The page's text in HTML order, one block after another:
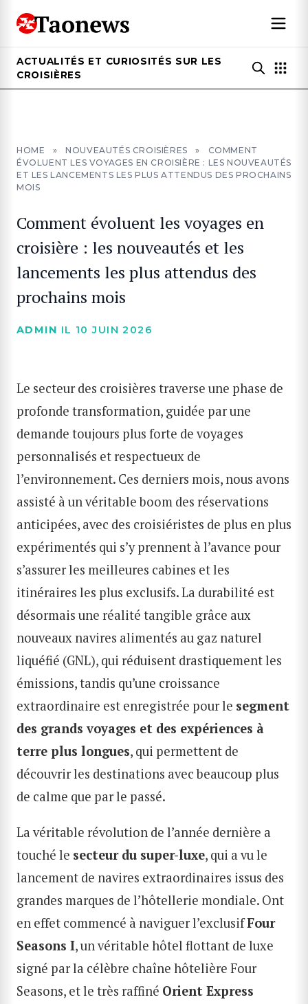
ACTUALITÉS ET CURIOSITÉS SUR LES
CROISIÈRES
HOME » NOUVEAUTÉS CROISIÈRES »
COMMENT
ÉVOLUENT LES VOYAGES EN CROISIÈRE : LES NOUVEAUTÉS
ET LES LANCEMENTS LES PLUS ATTENDUS DES PROCHAINS
MOIS
Comment évoluent les voyages en
croisière : les nouveautés et les
lancements les plus attendus des
prochains mois
ADMIN IL 10 JUIN 2026
Le secteur des croisières traverse une phase de
profonde transformation, guidée par une
demande toujours plus forte de voyages
personnalisés et respectueux de
l’environnement. Ces derniers mois, nous avons
assisté à un véritable boom des réservations
anticipées, avec des croisiéristes de plus en plus
expérimentés qui s’y prennent à l’avance pour
s’assurer les meilleures cabines et les
itinéraires les plus exclusifs. La durabilité est
désormais une réalité tangible grâce aux
nouveaux navires alimentés au gaz naturel
liquéfié (GNL), qui réduisent drastiquement les
émissions, tandis qu’une croissance
extraordinaire est enregistrée pour le segment
des grands voyages et des expériences à
terre plus longues, qui permettent de
découvrir les destinations avec beaucoup plus
de calme que par le passé.
La véritable révolution de l’année dernière a
touché le secteur du super-luxe, qui a vu le
lancement de navires extraordinaires issus des
grandes marques de l’hôtellerie mondiale. Ont
en effet commencé à naviguer l’exclusifFour
Seasons I, un véritable hôtel flottant de luxe
signé par la célèbre chaîne hôtelière Four
Seasons, et le très raffiné Orient Express